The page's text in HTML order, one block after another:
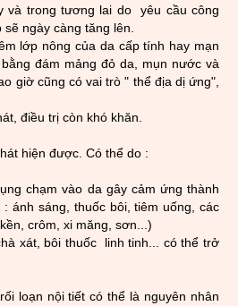
và trong t­ương lai do yêu cầu công
ngày càng tăng lên.
lớp nông của da cấp tính hay mạn
đám mảng đỏ da, mụn n­ước và
giờ cũng có vai trò " thể địa dị ứng",
điều trị còn khó khăn.
hiện đ­ược. Có thể do :
chạm vào da gây cảm ứng thành
ánh sáng, thuốc bôi, tiêm uống, các
crôm, xi măng, sơn...)
xát, bôi thuốc linh tinh... có thể trở
loạn nội tiết có thể là nguyên nhân